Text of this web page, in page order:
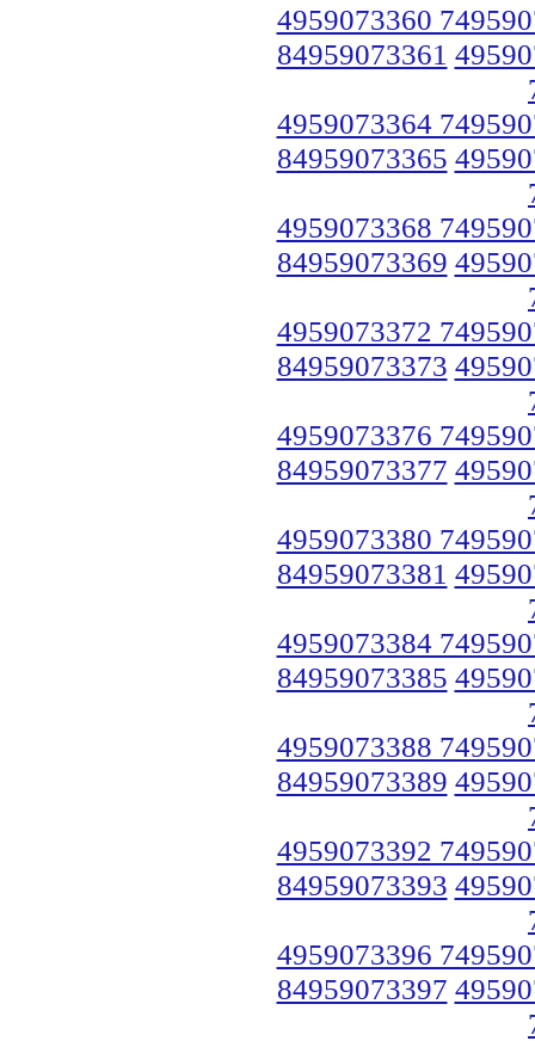
4959073360
84959073361
4959073364
84959073365
4959073368
84959073369
4959073372
84959073373
4959073376
84959073377
4959073380
84959073381
4959073384
84959073385
4959073388
84959073389
4959073392
84959073393
4959073396
84959073397